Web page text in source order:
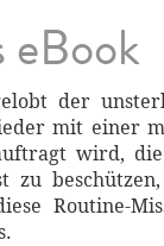
eBook
der
mit einer
wird,
zu
Routine-